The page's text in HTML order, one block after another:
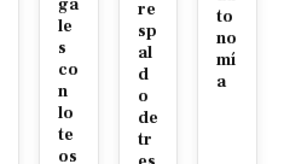
ga
le
s
co
n
lo
te
os
re
sp
al
d
o
de
tr
to
no
mí
a